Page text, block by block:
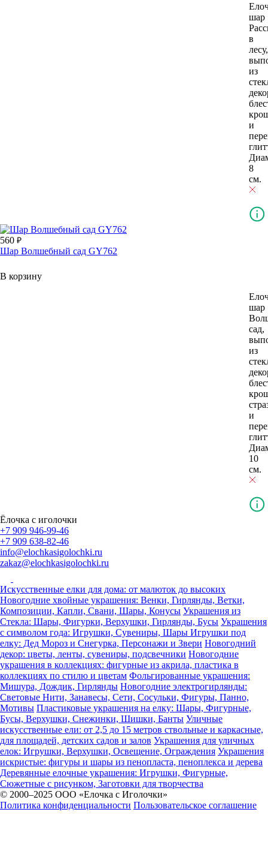
шар
в
лесу,
из
и
8
см.
560
Шар Волшебный сад GY762
В корзину
шар
сад,
из
и
10
см.
Ёлочка с иголочки
+7 909 946-99-46
+7 909 638-82-46
info@elochkasigolochki.ru
zakaz@elochkasigolochki.ru
Искусственные елки для дома: от малюток до высоких
Новогодние хвойные украшения: Венки, Гирлянды, Ветки,
Композиции, Капли, Свани, Шары, Конусы Украшения из
Стекла: Шары, Фигурки, Верхушки, Гирлянды, Бусы Украшения
с символом года: Игрушки, Сувениры, Шары Игрушки под
елку: Дед Мороз и Снегурка, Персонажи и Звери Новогодний
декор: цветы, ленты, сувениры, подсвечники Новогодние
украшения в коллекциях: фигурные из акрила, пластика в
коллекциях по стилю и цветам Фольгированные украшения:
Мишура, Дождик, Гирлянды Новогодние электрогирлянды:
Световые Нити, Занавесы, Сети, Сосульки, Фигуры, Панно,
Мотивы Пластиковые украшения на елку: Шары, Фигурные,
Бусы, Верхушки, Снежинки, Шишки, Банты Уличные
искусственные ели: от 2,5 до 15 метров ствольные и каркасные,
для площадей, детских садов и залов Украшения для уличных
елок: Игрушки, Верхушки, Освещение, Ограждения Украшения
искристые: фигуры и шары из пенопласта, пеноплекса и дерева
Деревянные елочные украшения: Игрушки, Фигурные,
Сюжетные с рисунком, Заготовки для творчества
© 2000–2025 ООО «Елочка с Иголочки»
Политика конфиденциальности Пользовательское соглашение